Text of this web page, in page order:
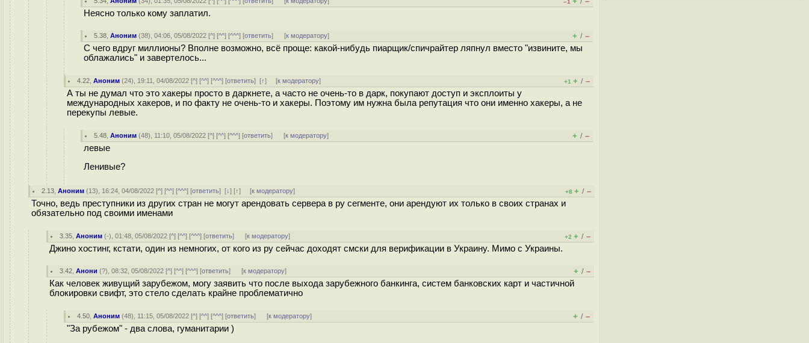
–1
Неясно только кому заплатил.
5.38 ,Аноним (38), 04:06, 05/08/2022 [^] [^^] [^^^] [ответить] [к модератору] + / –
С чего вдруг миллионы? Вполне возможно, всё проще: какой-нибудь пиарщик/спичрайтер ляпнул вместо "извините, мы
облажались" и завертелось...
4.22 ,Аноним (24), 19:11, 04/08/2022 [^] [^^] [^^^] [ответить][↑] [к модератору] +1 + / –
А ты не думал что это хакеры просто в даркнете, а часто не очень-то в дарк, покупают доступ и эксплоиты у
международных хакеров, и по факту не очень-то и хакеры. Поэтому им нужна была репутация что они именно хакеры, а не
перекупы левые.
5.48 ,Аноним (48), 11:10, 05/08/2022 [^] [^^] [^^^] [ответить] [к модератору] + / –
левые
Ленивые?
2.13 ,Аноним (13), 16:24, 04/08/2022 [^] [^^] [^^^] [ответить][↓] [↑] [к модератору] +8 + / –
Точно, ведь преступники из других стран не могут арендовать сервера в ру сегменте, они арендуют их только в своих странах и
обязательно под своими именами
3.35 ,Аноним (-), 01:48, 05/08/2022 [^] [^^] [^^^] [ответить] [к модератору] +2 + / –
Джино хостинг, кстати, один из немногих, от кого из ру сейчас доходят смски для верификации в Украину. Мимо с Украины.
3.42 ,Анони (?), 08:32, 05/08/2022 [^] [^^] [^^^] [ответить] [к модератору] + / –
Как человек живущий зарубежом, могу заявить что после выхода зарубежного банкинга, систем банковских карт и частичной
блокировки свифт, это стело сделать крайне проблематично
4.50 ,Аноним (48), 11:15, 05/08/2022 [^] [^^] [^^^] [ответить] [к модератору] + / –
"За рубежом" - два слова, гуманитарии )